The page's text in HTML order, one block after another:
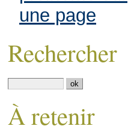
une page
Rechercher
À retenir